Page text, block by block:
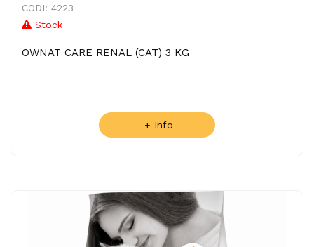
CODI: 4223
Stock
OWNAT CARE RENAL (CAT) 3 KG
+ Info